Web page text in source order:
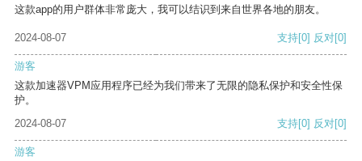
这款app的用户群体非常庞大，我可以结识到来自世界各地的朋友。
2024-08-07 支持[0] 反对[0]
游客
这款加速器VPM应用程序已经为我们带来了无限的隐私保护和安全性保
护。
2024-08-07
支持[0] 反对[0]
游客